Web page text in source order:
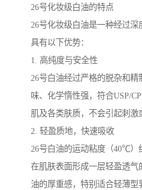
26号化妆级白油的特点
26号化妆级白油是一种经过深
具有以下优势：
1. 高纯度与安全性
26号白油经过严格的脱杂和
味、化学惰性强，符合USP/
肌及各类肤质，不会引起刺激
2. 轻盈质地，快速吸收
26号白油的运动粘度（40℃）
在肌肤表面形成一层轻盈透
油的厚重感，特别适合轻薄